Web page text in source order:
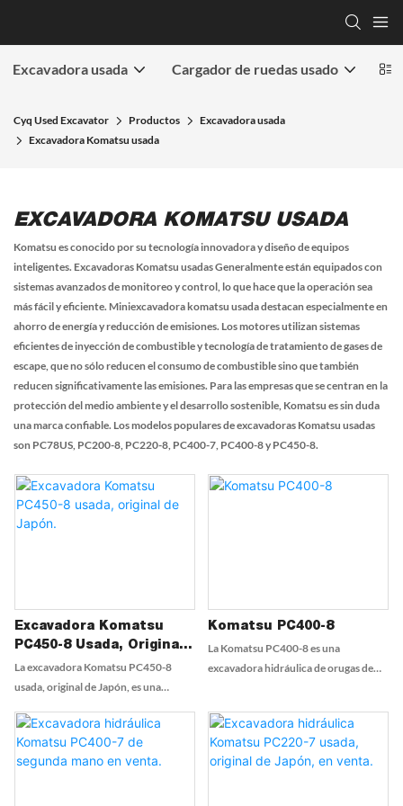
Excavadora usada Cargador de ruedas usado
Cyq Used Excavator Productos
Excavadora usada
Excavadora Komatsu usada
EXCAVADORA KOMATSU USADA
Komatsu es conocido por su tecnología innovadora y diseño de equipos
inteligentes. Excavadoras Komatsu usadasGeneralmente están equipados con
sistemas avanzados de monitoreo y control, lo que hace que la operación sea
más fácil y eficiente. Miniexcavadora komatsu usadadestacan especialmente en
ahorro de energía y reducción de emisiones. Los motores utilizan sistemas
eficientes de inyección de combustible y tecnología de tratamiento de gases de
escape, que no sólo reducen el consumo de combustible sino que también
reducen significativamente las emisiones. Para las empresas que se centran en la
protección del medio ambiente y el desarrollo sostenible, Komatsu es sin duda
una marca confiable. Los modelos populares de excavadoras Komatsu usadas
son PC78US, PC200-8, PC220-8, PC400-7, PC400-8 y PC450-8.
Excavadora Komatsu
PC450-8 Usada, Original
De Japón.
La excavadora Komatsu PC450-8
usada, original de Japón, es una
resistencia, reconocida por su
excepcional rendimiento en
proyectos de construcción y
Komatsu PC400-8
La Komatsu PC400-8 es una
excavadora hidráulica de orugas de
métricas. Cuenta con un motor de
345 caballos de fuerza y ​​una
capacidad de cuchara de hasta 2,87